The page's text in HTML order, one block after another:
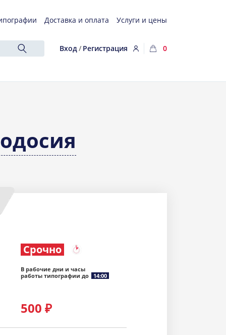
Доставка и оплата Услуги и цены
Вход/ Регистрация 0
Срочно
В рабочие дни и часы
работы типографии до
14:00
500 ₽